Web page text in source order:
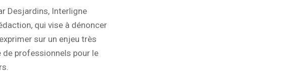
Desjardins, Interligne
qui vise à dénoncer
sur un enjeu très
de professionnels pour le